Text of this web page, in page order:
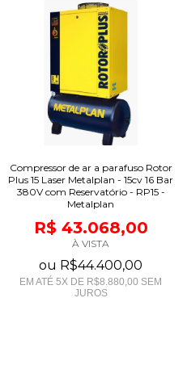
Compressor de ar a parafuso Rotor
Plus 15 Laser Metalplan - 15cv 16 Bar
380V com Reservatório - RP15 -
Metalplan
R$ 43.068,00
À VISTA
ou R$44.400,00
EM ATÉ 5X DE R$8.880,00 SEM
JUROS